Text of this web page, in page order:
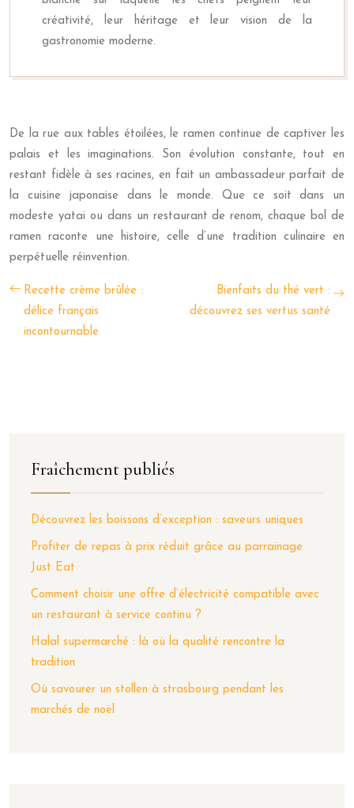
créativité, leur héritage et leur vision de la
gastronomie moderne.
De la rue aux tables étoilées, le ramen continue de captiver les
palais et les imaginations. Son évolution constante, tout en
restant fidèle à ses racines, en fait un ambassadeur parfait de
la cuisine japonaise dans le monde. Que ce soit dans un
modeste yatai ou dans un restaurant de renom, chaque bol de
ramen raconte une histoire, celle d’une tradition culinaire en
perpétuelle réinvention.
Recette crème brûlée :
délice français
incontournable
Bienfaits du thé vert :
découvrez ses vertus santé
Fraîchement publiés
Découvrez les boissons d’exception : saveurs uniques
Profiter de repas à prix réduit grâce au parrainage
Just Eat
Comment choisir une offre d’électricité compatible avec
un restaurant à service continu ?
Halal supermarché : là où la qualité rencontre la
tradition
Où savourer un stollen à strasbourg pendant les
marchés de noël